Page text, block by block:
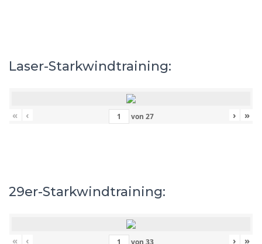
Laser-Starkwindtraining:
« ‹ von 27 › »
29er-Starkwindtraining:
« ‹ von 33 › »